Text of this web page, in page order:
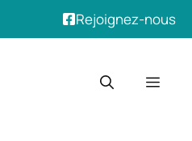
Rejoignez-nous